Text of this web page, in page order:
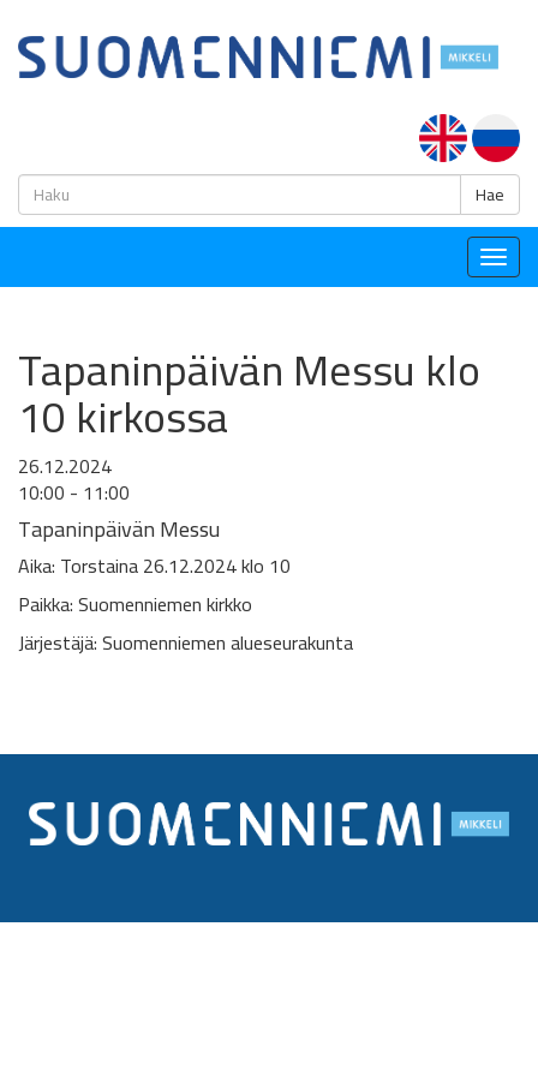
Hae
Tapaninpäivän Messu klo
10 kirkossa
26.12.2024
10:00 - 11:00
Tapaninpäivän Messu
Aika: Torstaina 26.12.2024 klo 10
Paikka: Suomenniemen kirkko
Järjestäjä: Suomenniemen alueseurakunta